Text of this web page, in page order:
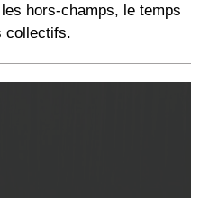
hors-champs, le temps
collectifs.